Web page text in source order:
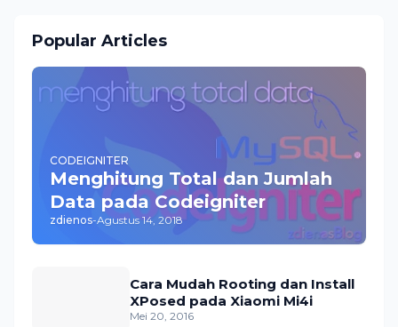
Popular Articles
CODEIGNITER
Menghitung Total dan Jumlah
Data pada Codeigniter
zdienos-Agustus 14, 2018
Cara Mudah Rooting dan Install
XPosed pada Xiaomi Mi4i
Mei 20, 2016